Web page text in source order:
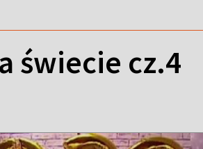
świecie cz.4